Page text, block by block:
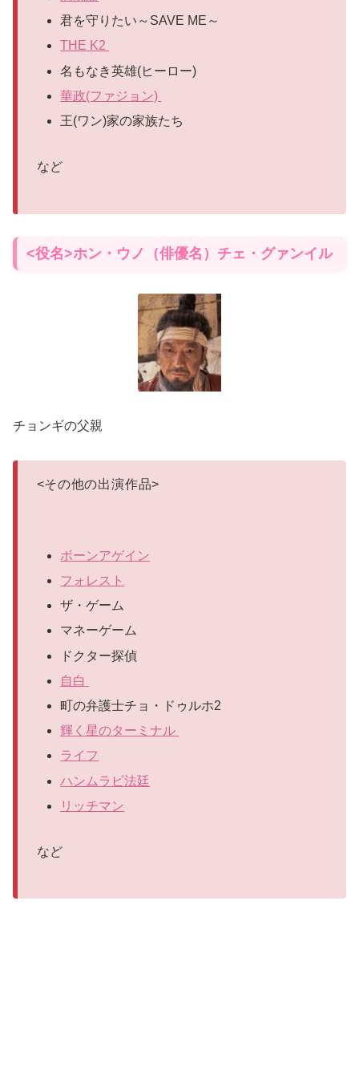
君を守りたい～SAVE ME～
THE K2
名もなき英雄(ヒーロー)
華政(ファジョン)
王(ワン)家の家族たち
など
<役名>ホン・ウノ（俳優名）チェ・グァンイル
チョンギの父親
<その他の出演作品>
ボーンアゲイン
フォレスト
ザ・ゲーム
マネーゲーム
ドクター探偵
自白
町の弁護士チョ・ドゥルホ2
輝く星のターミナル
ライフ
ハンムラビ法廷
リッチマン
など